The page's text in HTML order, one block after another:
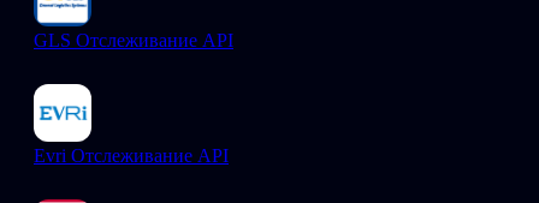
GLS Отслеживание API
Evri Отслеживание API